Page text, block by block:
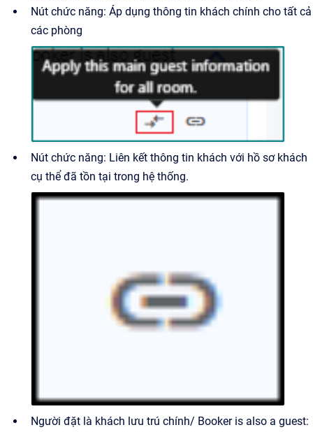
Nút chức năng: Áp dụng thông tin khách chính cho tất cả
các phòng
Nút chức năng: Liên kết thông tin khách với hồ sơ khách
cụ thể đã tồn tại trong hệ thống.
Người đặt là khách lưu trú chính/ Booker is also a guest: